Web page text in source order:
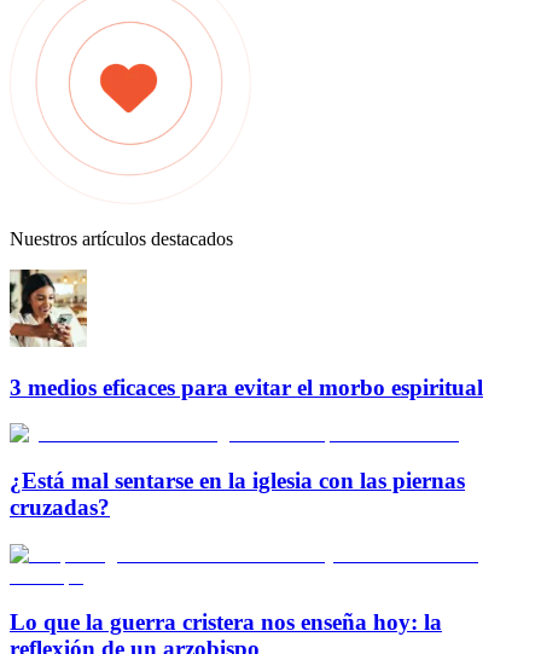
Nuestros artículos destacados
3 medios eficaces para evitar el morbo espiritual
¿Está mal sentarse en la iglesia con las piernas
cruzadas?
Lo que la guerra cristera nos enseña hoy: la